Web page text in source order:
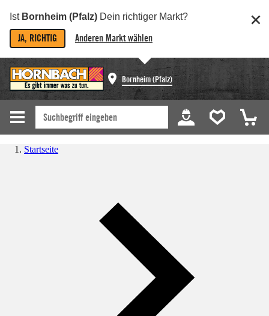
Ist Bornheim (Pfalz) Dein richtiger Markt?
JA, RICHTIG Anderen Markt wählen
Bornheim (Pfalz)
Startseite